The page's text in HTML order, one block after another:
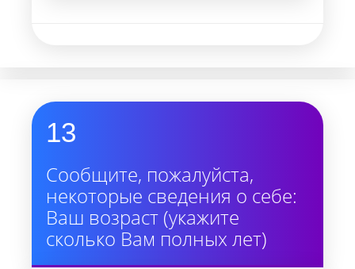
13
Сообщите, пожалуйста,
некоторые сведения о себе:
Ваш возраст (укажите
сколько Вам полных лет)